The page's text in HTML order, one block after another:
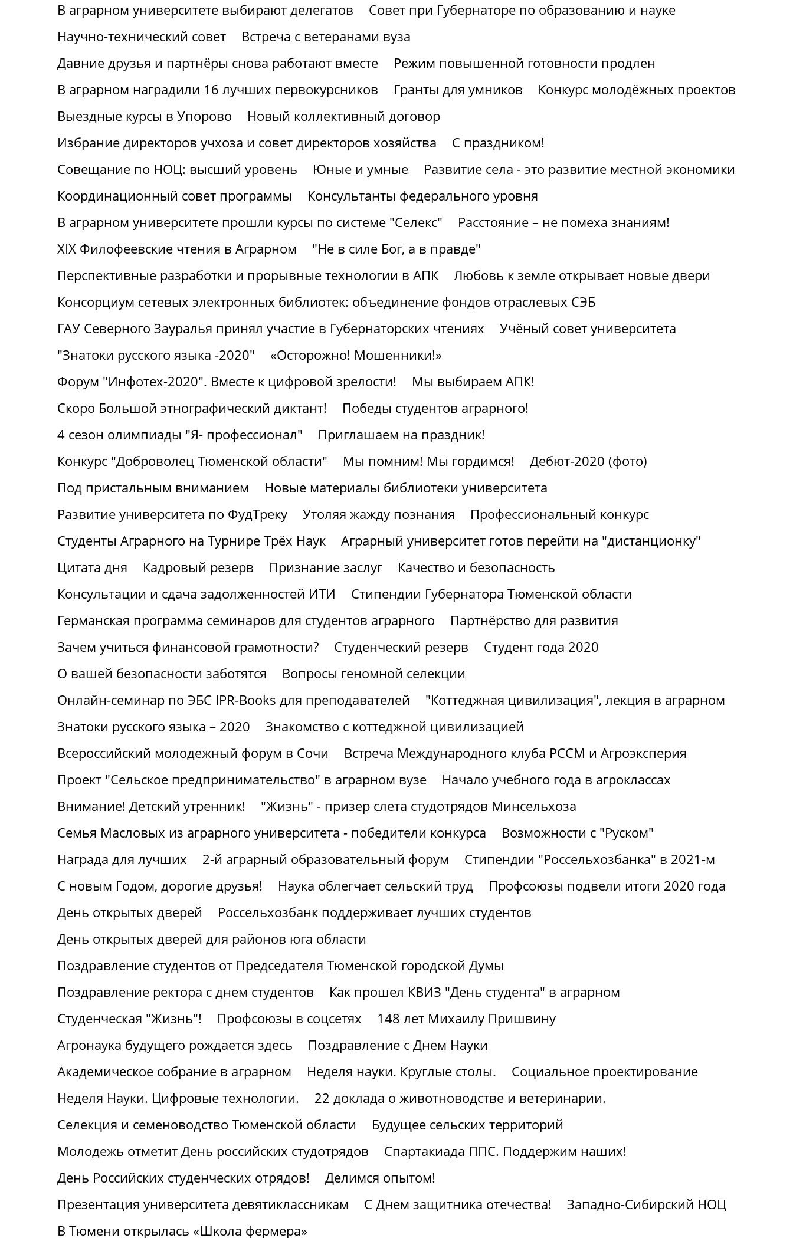
В аграрном университете выбирают делегатов
Совет при Губернаторе по образованию и науке
Научно-технический совет
Встреча с ветеранами вуза
Давние друзья и партнёры снова работают вместе
Режим повышенной готовности продлен
В аграрном наградили 16 лучших первокурсников
Гранты для умников
Конкурс молодёжных проектов
Выездные курсы в Упорово
Новый коллективный договор
Избрание директоров учхоза и совет директоров хозяйства
С праздником!
Совещание по НОЦ: высший уровень
Юные и умные
Развитие села - это развитие местной экономики
Координационный совет программы
Консультанты федерального уровня
В аграрном университете прошли курсы по системе "Селекс"
Расстояние – не помеха знаниям!
XIX Филофеевские чтения в Аграрном
"Не в силе Бог, а в правде"
Перспективные разработки и прорывные технологии в АПК
Любовь к земле открывает новые двери
Консорциум сетевых электронных библиотек: объединение фондов отраслевых СЭБ
ГАУ Северного Зауралья принял участие в Губернаторских чтениях
Учёный совет университета
"Знатоки русского языка -2020"
«Осторожно! Мошенники!»
Форум "Инфотех-2020". Вместе к цифровой зрелости!
Мы выбираем АПК!
Скоро Большой этнографический диктант!
Победы студентов аграрного!
4 сезон олимпиады "Я- профессионал"
Приглашаем на праздник!
Конкурс "Доброволец Тюменской области"
Мы помним! Мы гордимся!
Дебют-2020 (фото)
Под пристальным вниманием
Новые материалы библиотеки университета
Развитие университета по ФудТреку
Утоляя жажду познания
Профессиональный конкурс
Студенты Аграрного на Турнире Трёх Наук
Аграрный университет готов перейти на "дистанционку"
Цитата дня
Кадровый резерв Признание заслуг
Качество и безопасность
Консультации и сдача задолженностей ИТИ
Стипендии Губернатора Тюменской области
Германская программа семинаров для студентов аграрного
Партнёрство для развития
Зачем учиться финансовой грамотности?
Студенческий резерв
Студент года 2020
О вашей безопасности заботятся
Вопросы геномной селекции
Онлайн-семинар по ЭБС IPR-Books для преподавателей
"Коттеджная цивилизация", лекция в аграрном
Знатоки русского языка – 2020
Знакомство с коттеджной цивилизацией
Всероссийский молодежный форум в Сочи
Встреча Международного клуба РССМ и Агроэксперия
Проект "Сельское предпринимательство" в аграрном вузе
Начало учебного года в агроклассах
Внимание! Детский утренник!
"Жизнь" - призер слета студотрядов Минсельхоза
Семья Масловых из аграрного университета - победители конкурса
Возможности с "Руском"
Награда для лучших
2-й аграрный образовательный форум
Стипендии "Россельхозбанка" в 2021-м
С новым Годом, дорогие друзья!
Наука облегчает сельский труд
Профсоюзы подвели итоги 2020 года
День открытых дверей
Россельхозбанк поддерживает лучших студентов
День открытых дверей для районов юга области
Поздравление студентов от Председателя Тюменской городской Думы
Поздравление ректора с днем студентов
Как прошел КВИЗ "День студента" в аграрном
Студенческая "Жизнь"!
Профсоюзы в соцсетях
148 лет Михаилу Пришвину
Агронаука будущего рождается здесь
Поздравление с Днем Науки
Академическое собрание в аграрном
Неделя науки. Круглые столы.
Социальное проектирование
Неделя Науки. Цифровые технологии.
22 доклада о животноводстве и ветеринарии.
Селекция и семеноводство Тюменской области
Будущее сельских территорий
Молодежь отметит День российских студотрядов
Спартакиада ППС. Поддержим наших!
День Российских студенческих отрядов!
Делимся опытом!
Презентация университета девятиклассникам
С Днем защитника отечества!
Западно-Сибирский НОЦ
В Тюмени открылась «Школа фермера»